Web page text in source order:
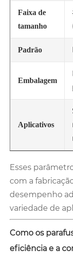
Faixa de
tamanho
Padrão
Embalagem
Aplicativos
Esses
com a
desempenho
variedade de
Como os
eficiência e a